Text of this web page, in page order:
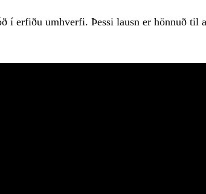
erfiðu umhverfi. Þessi lausn er hönnuð til